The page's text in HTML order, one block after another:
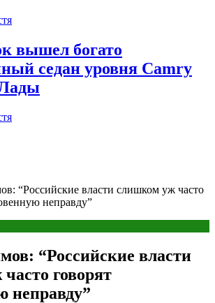
вышел богато
седан уровня Camry
“Российские власти слишком уж часто
неправду”
“Российские власти
говорят
неправду”